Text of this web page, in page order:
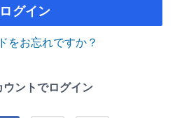
ログイン
をお忘れですか？
ウントでログイン